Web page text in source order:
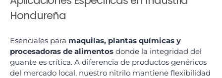
Hondureña
Esenciales para maquilas, plantas químicas y
procesadoras de alimentos donde la integridad del
guante es crítica. A diferencia de productos genéricos
del mercado local, nuestro nitrilo mantiene flexibilidad